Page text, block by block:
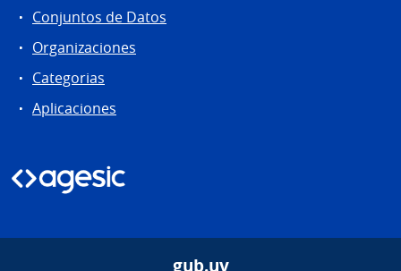
Conjuntos de Datos
Organizaciones
Categorias
Aplicaciones
gub.uy